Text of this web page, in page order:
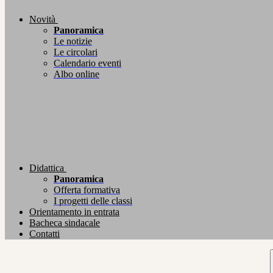
Novità
Panoramica
Le notizie
Le circolari
Calendario eventi
Albo online
Didattica
Panoramica
Offerta formativa
I progetti delle classi
Orientamento in entrata
Bacheca sindacale
Contatti